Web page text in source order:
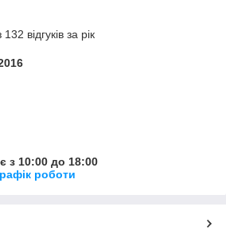
відгуків за рік
з 10:00 до 18:00
роботи